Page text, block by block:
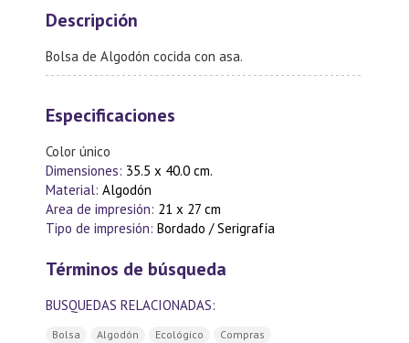
Descripción
Bolsa de Algodón cocida con asa.
Especificaciones
Color único
Dimensiones: 35.5 x 40.0 cm.
Material: Algodón
Area de impresión: 21 x 27 cm
Tipo de impresión: Bordado / Serigrafía
Términos de búsqueda
BUSQUEDAS RELACIONADAS:
Bolsa Algodón Ecológico Compras